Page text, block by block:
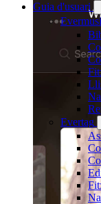
Guia d'usuari
Evertag